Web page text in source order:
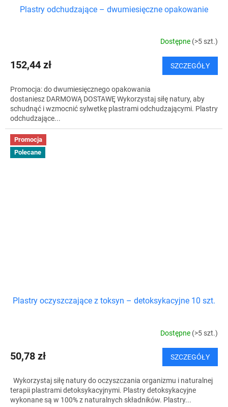
T
I
S
Plastry odchudzające – dwumiesięczne opakowanie
Dostępne (>5 szt.)
152,44 zł SZCZEGÓŁY
Promocja: do dwumiesięcznego opakowania
dostaniesz DARMOWĄ DOSTAWĘ Wykorzystaj siłę natury, aby
schudnąć i wzmocnić sylwetkę plastrami odchudzającymi. Plastry
odchudzające...
Promocja
Polecane
Plastry oczyszczające z toksyn – detoksykacyjne 10 szt.
Dostępne (>5 szt.)
50,78 zł SZCZEGÓŁY
Wykorzystaj siłę natury do oczyszczania organizmu i naturalnej
terapii plastrami detoksykacyjnymi. Plastry detoksykacyjne
wykonane są w 100% z naturalnych składników. Plastry...